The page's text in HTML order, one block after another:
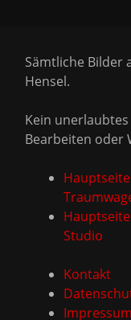
Sämtliche Bilder
Hensel.
Kein
Bearbeiten oder
Studio
Kontakt
Impressum